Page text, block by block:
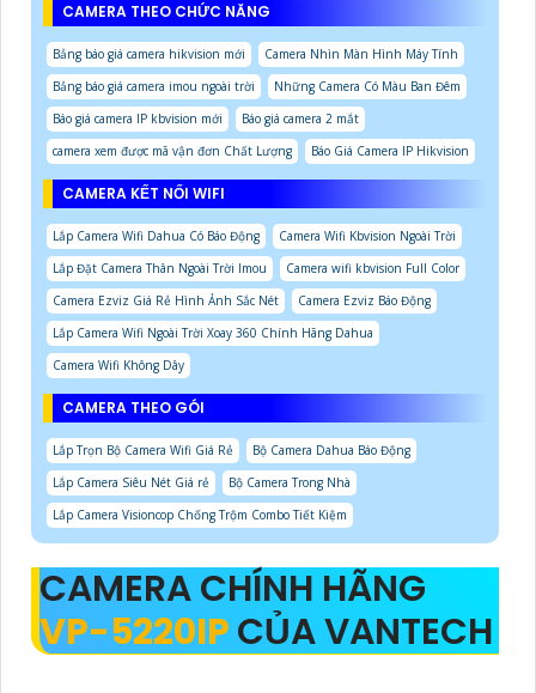
CAMERA THEO CHỨC NĂNG
Bảng báo giá camera hikvision mới
Camera Nhìn Màn Hình Máy Tính
Bảng báo giá camera imou ngoài trời
Những Camera Có Màu Ban Đêm
Báo giá camera IP kbvision mới
Báo giá camera 2 mắt
camera xem được mã vận đơn Chất Lượng
Báo Giá Camera IP Hikvision
CAMERA KẾT NỐI WIFI
Lắp Camera Wifi Dahua Có Báo Động
Camera Wifi Kbvision Ngoài Trời
Lắp Đặt Camera Thân Ngoài Trời Imou
Camera wifi kbvision Full Color
Camera Ezviz Giá Rẻ Hình Ảnh Sắc Nét
Camera Ezviz Báo Động
Lắp Camera Wifi Ngoài Trời Xoay 360 Chính Hãng Dahua
Camera Wifi Không Dây
CAMERA THEO GÓI
Lắp Trọn Bộ Camera Wifi Giá Rẻ
Bộ Camera Dahua Báo Động
Lắp Camera Siêu Nét Giá rẻ
Bộ Camera Trong Nhà
Lắp Camera Visioncop Chống Trộm Combo Tiết Kiệm
CAMERA CHÍNH HÃNG
VP-5220IPCỦA VANTECH